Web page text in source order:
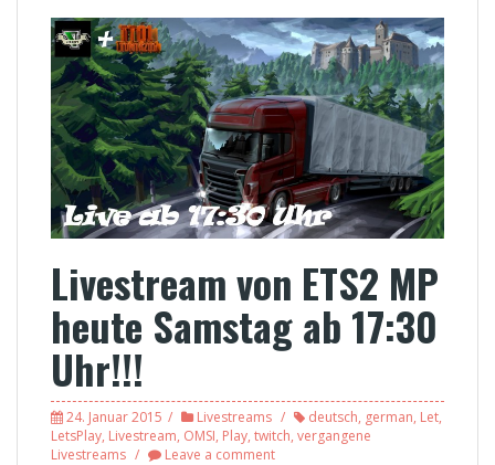
Livestream von ETS2 MP
heute Samstag ab 17:30
Uhr!!!
24. Januar 2015 Livestreams deutsch, german, Let,
LetsPlay, Livestream, OMSI, Play, twitch, vergangene
Livestreams
Leave a comment